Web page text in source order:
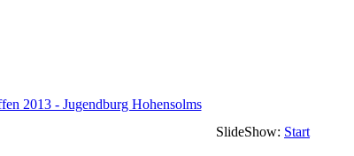
2013 - Jugendburg Hohensolms
SlideShow: Start